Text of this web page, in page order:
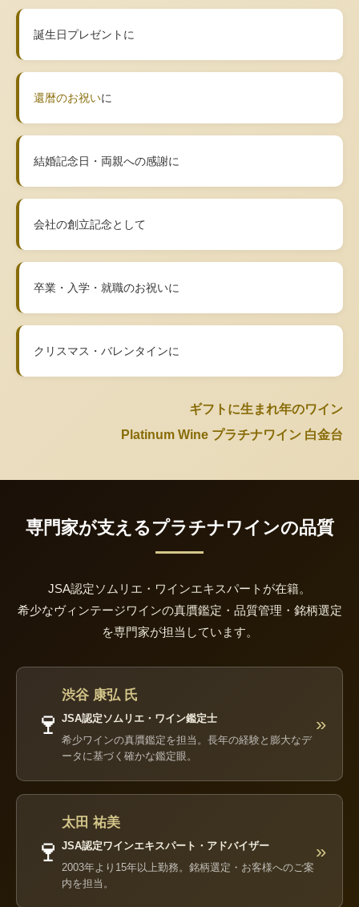
誕生日プレゼントに
還暦のお祝いに
結婚記念日・両親への感謝に
会社の創立記念として
卒業・入学・就職のお祝いに
クリスマス・バレンタインに
ギフトに生まれ年のワイン
Platinum Wine プラチナワイン 白金台
専門家が支えるプラチナワインの品質
JSA認定ソムリエ・ワインエキスパートが在籍。
希少なヴィンテージワインの真贋鑑定・品質管理・銘柄選定
を専門家が担当しています。
🍷
渋谷 康弘 氏
JSA認定ソムリエ・ワイン鑑定士
希少ワインの真贋鑑定を担当。長年の経験と膨大なデ
ータに基づく確かな鑑定眼。
»
🍷
太田 祐美
JSA認定ワインエキスパート・アドバイザー
2003年より15年以上勤務。銘柄選定・お客様へのご案
内を担当。
»